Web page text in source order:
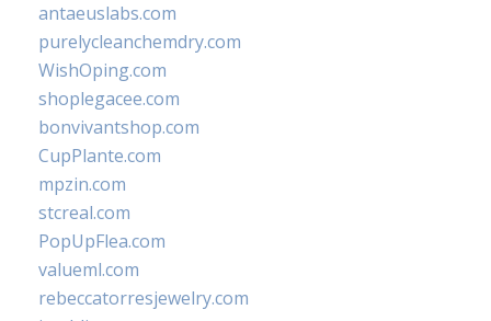
antaeuslabs.com
purelycleanchemdry.com
WishOping.com
shoplegacee.com
bonvivantshop.com
CupPlante.com
mpzin.com
stcreal.com
PopUpFlea.com
valueml.com
rebeccatorresjewelry.com